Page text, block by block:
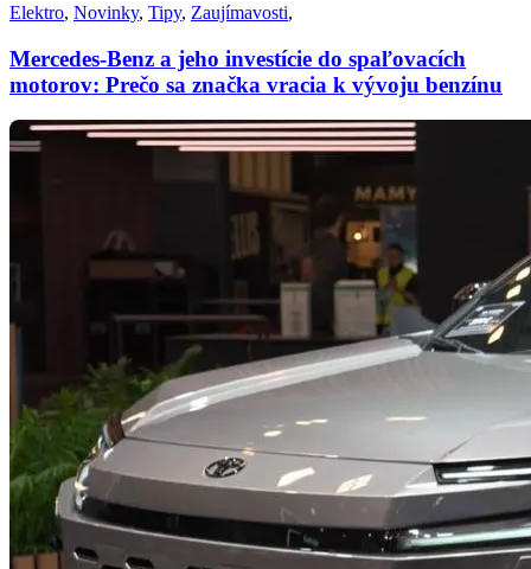
Elektro, Novinky, Tipy, Zaujímavosti,
Mercedes-Benz a jeho investície do spaľovacích
motorov: Prečo sa značka vracia k vývoju benzínu